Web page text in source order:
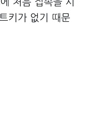
키가 없기 때문